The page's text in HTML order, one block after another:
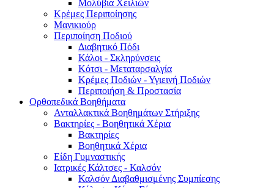
Μολύβια Χειλιών
Κρέμες Περιποίησης
Μανικιούρ
Περιποίηση Ποδιού
Διαβητικό Πόδι
Κάλοι - Σκληρύνσεις
Κότσι - Μεταταρσαλγία
Κρέμες Ποδιών - Υγιεινή Ποδιών
Περιποιήση & Προστασία
Ορθοπεδικά Βοηθήματα
Ανταλλακτικά Βοηθημάτων Στήριξης
Βακτηρίες - Βοηθητικά Χέρια
Βακτηρίες
Βοηθητικά Χέρια
Είδη Γυμναστικής
Ιατρικές Κάλτσες - Καλσόν
Καλσόν Διαβαθμισμένης Συμπίεσης